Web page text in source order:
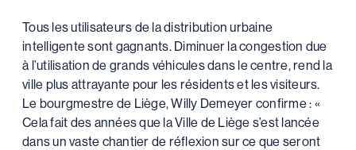
Tous les utilisateurs de la distribution urbaine
intelligente sont gagnants. Diminuer la congestion due
à l’utilisation de grands véhicules dans le centre, rend la
ville plus attrayante pour les résidents et les visiteurs.
Le bourgmestre de Liège, Willy Demeyer confirme : «
Cela fait des années que la Ville de Liège s’est lancée
dans un vaste chantier de réflexion sur ce que seront